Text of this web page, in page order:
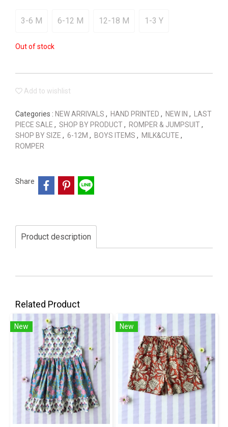
3-6 M 6-12 M 12-18 M 1-3 Y
Out of stock
Add to wishlist
Categories : NEW ARRIVALS , HAND PRINTED , NEW IN ,
LAST
PIECE SALE , SHOP BY PRODUCT, ROMPER & JUMPSUIT,
SHOP BY SIZE , 6-12M , BOYS ITEMS , MILK&CUTE ,
ROMPER
Share
Product description
Related Product
New New